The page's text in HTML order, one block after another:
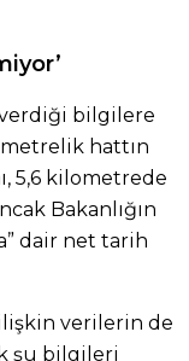
verdiği bilgilere
hattın
5,6 kilometrede
Bakanlığın
dair net tarih
verilerin de
şu bilgileri